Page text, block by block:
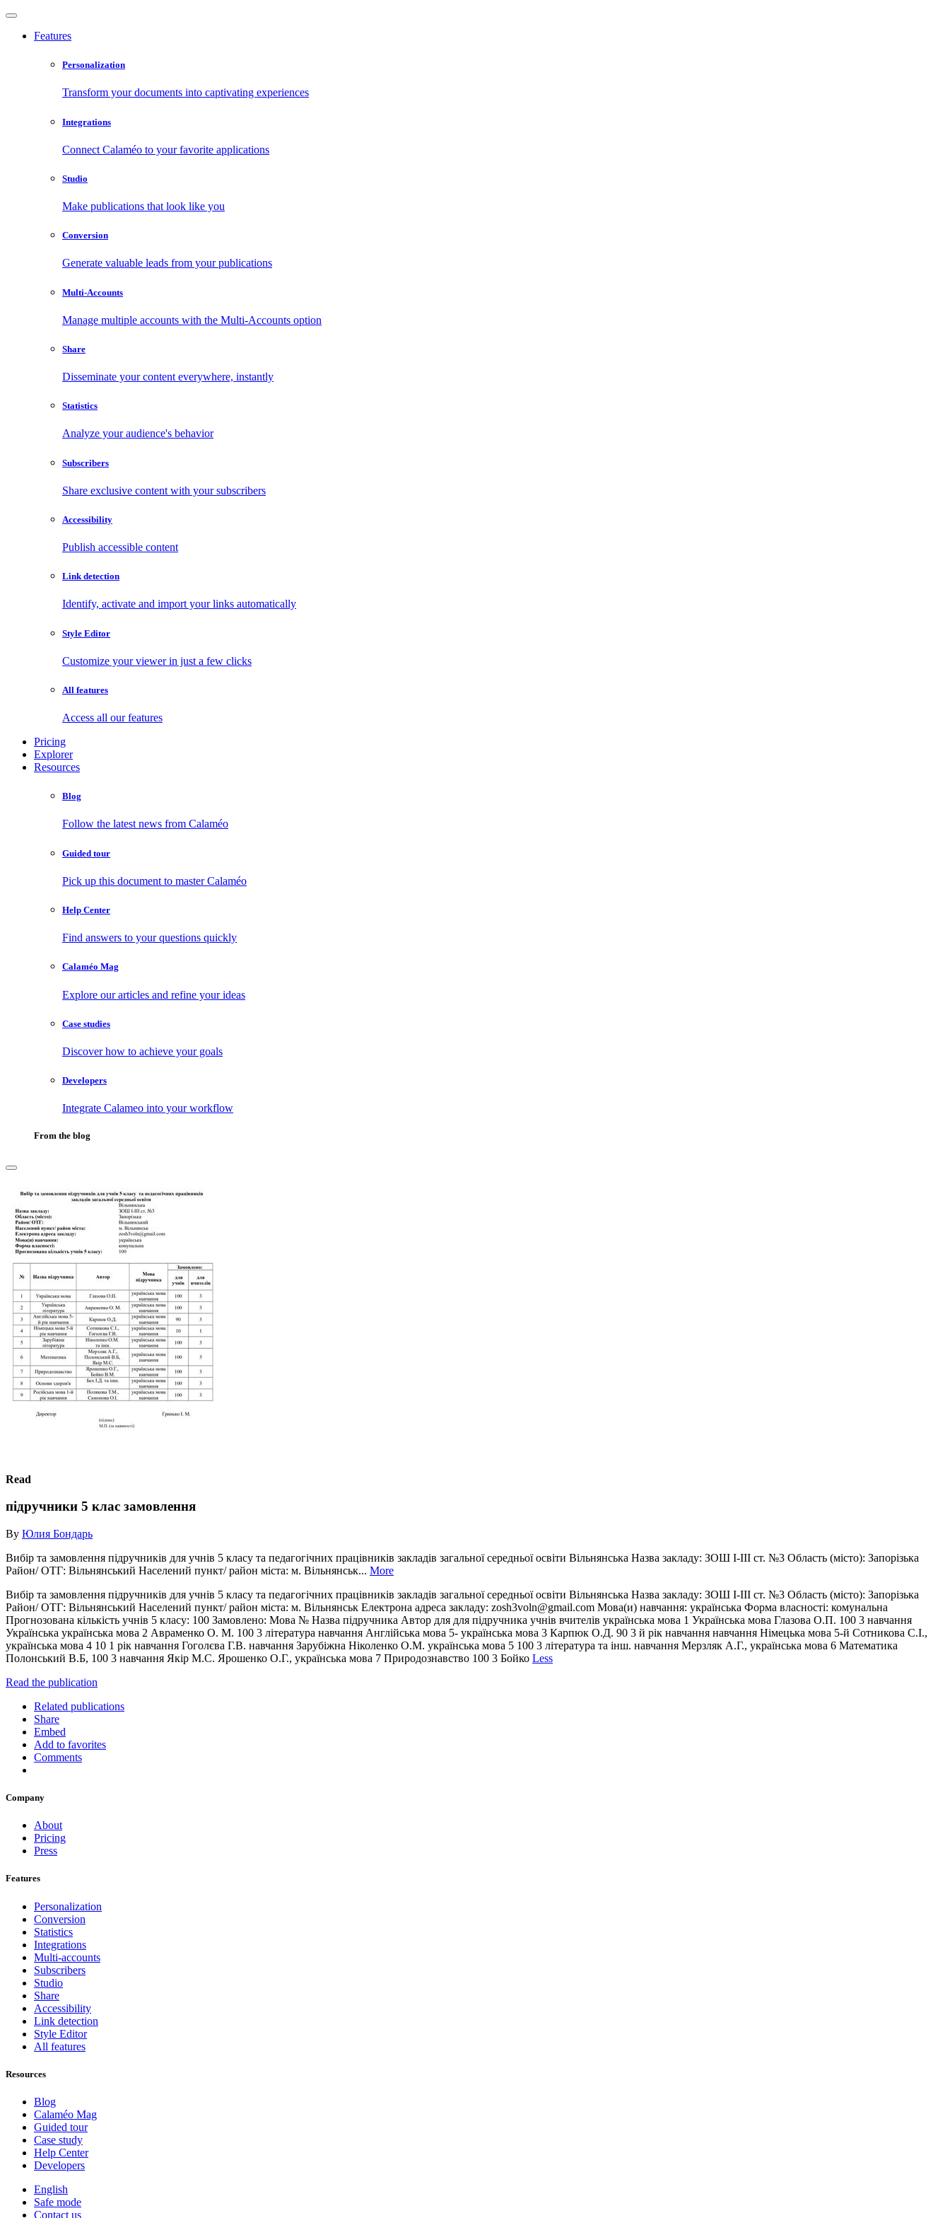
Features
Personalization
Transform your documents into captivating experiences
Integrations
Connect Calaméo to your favorite applications
Studio
Make publications that look like you
Conversion
Generate valuable leads from your publications
Multi-Accounts
Manage multiple accounts with the Multi-Accounts option
Share
Disseminate your content everywhere, instantly
Statistics
Analyze your audience's behavior
Subscribers
Share exclusive content with your subscribers
Accessibility
Publish accessible content
Link detection
Identify, activate and import your links automatically
Style Editor
Customize your viewer in just a few clicks
All features
Access all our features
Pricing
Explorer
Resources
Blog
Follow the latest news from Calaméo
Guided tour
Pick up this document to master Calaméo
Help Center
Find answers to your questions quickly
Calaméo Mag
Explore our articles and refine your ideas
Case studies
Discover how to achieve your goals
Developers
Integrate Calameo into your workflow
From the blog
Read
підручники 5 клас замовлення
By Юлия Бондарь
Вибір та замовлення підручників для учнів 5 класу та педагогічних працівників закладів загальної середньої освіти Вільнянська Назва закладу: ЗОШ І-ІІІ ст. №3 Область (місто): Запорізька
Район/ ОТГ: Вільнянський Населений пункт/ район міста: м. Вільнянськ... More
Вибір та замовлення підручників для учнів 5 класу та педагогічних працівників закладів загальної середньої освіти Вільнянська Назва закладу: ЗОШ І-ІІІ ст. №3 Область (місто): Запорізька
Район/ ОТГ: Вільнянський Населений пункт/ район міста: м. Вільнянськ Електрона адреса закладу: zosh3voln@gmail.com Мова(и) навчання: українська Форма власності: комунальна
Прогнозована кількість учнів 5 класу: 100 Замовлено: Мова № Назва підручника Автор для для підручника учнів вчителів українська мова 1 Українська мова Глазова О.П. 100 3 навчання
Українська українська мова 2 Авраменко О. М. 100 3 література навчання Англійська мова 5- українська мова 3 Карпюк О.Д. 90 3 й рік навчання навчання Німецька мова 5-й Сотникова С.І.,
українська мова 4 10 1 рік навчання Гоголєва Г.В. навчання Зарубіжна Ніколенко О.М. українська мова 5 100 3 література та інш. навчання Мерзляк А.Г., українська мова 6 Математика
Полонський В.Б, 100 3 навчання Якір М.С. Ярошенко О.Г., українська мова 7 Природознавство 100 3 Бойко Less
Read the publication
Related publications
Share
Embed
Add to favorites
Comments
Company
About
Pricing
Press
Features
Personalization
Conversion
Statistics
Integrations
Multi-accounts
Subscribers
Studio
Share
Accessibility
Link detection
Style Editor
All features
Resources
Blog
Calaméo Mag
Guided tour
Case study
Help Center
Developers
English
Safe mode
Contact us